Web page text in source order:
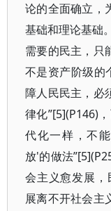
论的全面确立，
基础和理论基础
需要的民主，只
不是资产阶级的
障人民民主，必
律化”[5](P146)
代化一样，不
放'的做法
会主义愈发展，
展离不开社会主